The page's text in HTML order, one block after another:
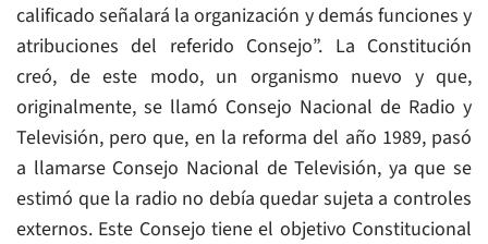
calificado señalará la organización y demás funciones y
atribuciones del referido Consejo”. La Constitución
creó, de este modo, un organismo nuevo y que,
originalmente, se llamó Consejo Nacional de Radio y
Televisión, pero que, en la reforma del año 1989, pasó
a llamarse Consejo Nacional de Televisión, ya que se
estimó que la radio no debía quedar sujeta a controles
externos. Este Consejo tiene el objetivo Constitucional